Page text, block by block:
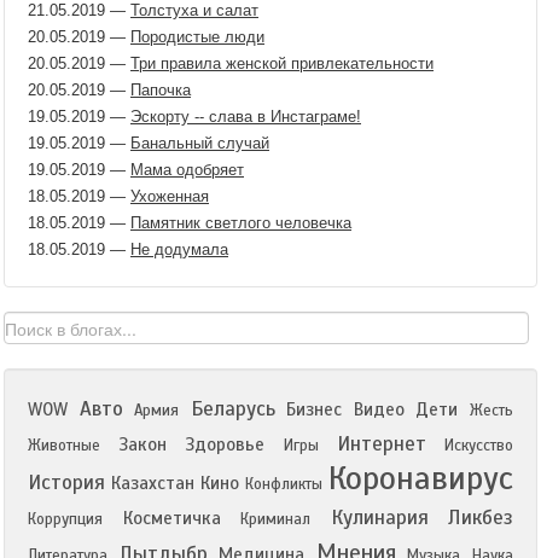
21.05.2019 — Толстуха и салат
20.05.2019 — Породистые люди
20.05.2019 — Три правила женской привлекательности
20.05.2019 — Папочка
19.05.2019 — Эскорту -- слава в Инстаграме!
19.05.2019 — Банальный случай
19.05.2019 — Мама одобряет
18.05.2019 — Ухоженная
18.05.2019 — Памятник светлого человечка
18.05.2019 — Не додумала
WOW Авто Армия Беларусь Бизнес Видео Дети
Жесть
Животные
Закон Здоровье Игры Интернет Искусство
История Казахстан Кино Конфликты Коронавирус
Коррупция Косметичка Криминал Кулинария Ликбез